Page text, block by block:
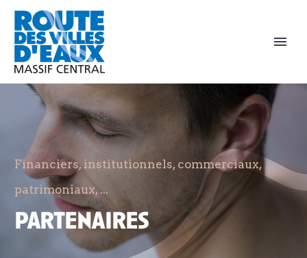
Financiers, institutionnels, commerciaux,
patrimoniaux, ...
partenaires